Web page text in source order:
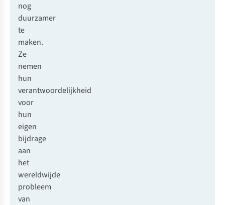
nog
duurzamer
te
maken.
Ze
nemen
hun
verantwoordelijkheid
voor
hun
eigen
bijdrage
aan
het
wereldwijde
probleem
van